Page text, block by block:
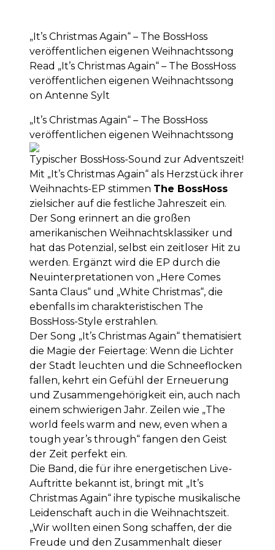
„It’s Christmas Again“ – The BossHoss
veröffentlichen eigenen Weihnachtssong
Read „It’s Christmas Again“ – The BossHoss
veröffentlichen eigenen Weihnachtssong
on Antenne Sylt
„It’s Christmas Again“ – The BossHoss
veröffentlichen eigenen Weihnachtssong
Typischer BossHoss-Sound zur Adventszeit!
Mit „It’s Christmas Again“ als Herzstück ihrer
Weihnachts-EP stimmen The BossHoss
zielsicher auf die festliche Jahreszeit ein.
Der Song erinnert an die großen
amerikanischen Weihnachtsklassiker und
hat das Potenzial, selbst ein zeitloser Hit zu
werden. Ergänzt wird die EP durch die
Neuinterpretationen von „Here Comes
Santa Claus“ und „White Christmas“, die
ebenfalls im charakteristischen The
BossHoss-Style erstrahlen.
Der Song „It’s Christmas Again“ thematisiert
die Magie der Feiertage: Wenn die Lichter
der Stadt leuchten und die Schneeflocken
fallen, kehrt ein Gefühl der Erneuerung
und Zusammengehörigkeit ein, auch nach
einem schwierigen Jahr. Zeilen wie „The
world feels warm and new, even when a
tough year’s through“ fangen den Geist
der Zeit perfekt ein.
Die Band, die für ihre energetischen Live-
Auftritte bekannt ist, bringt mit „It’s
Christmas Again“ ihre typische musikalische
Leidenschaft auch in die Weihnachtszeit.
„Wir wollten einen Song schaffen, der die
Freude und den Zusammenhalt dieser